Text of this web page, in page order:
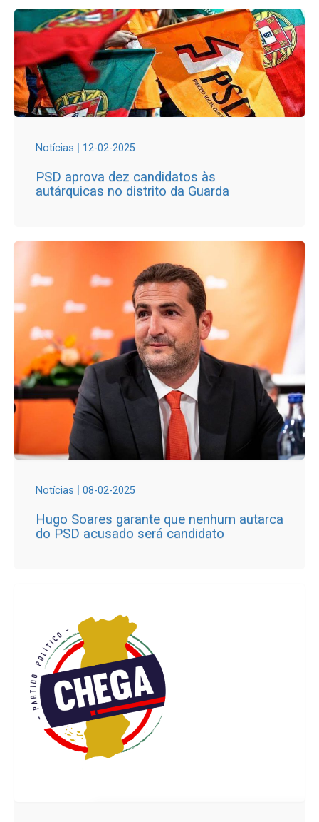
Notícias | 12-02-2025
PSD aprova dez candidatos às
autárquicas no distrito da Guarda
Notícias | 08-02-2025
Hugo Soares garante que nenhum autarca
do PSD acusado será candidato